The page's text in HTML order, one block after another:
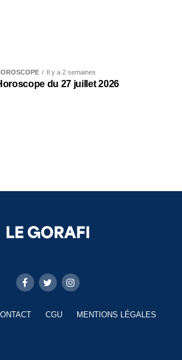
Il y a 2 semaines
du 27 juillet 2026
CGU MENTIONS LÉGALES